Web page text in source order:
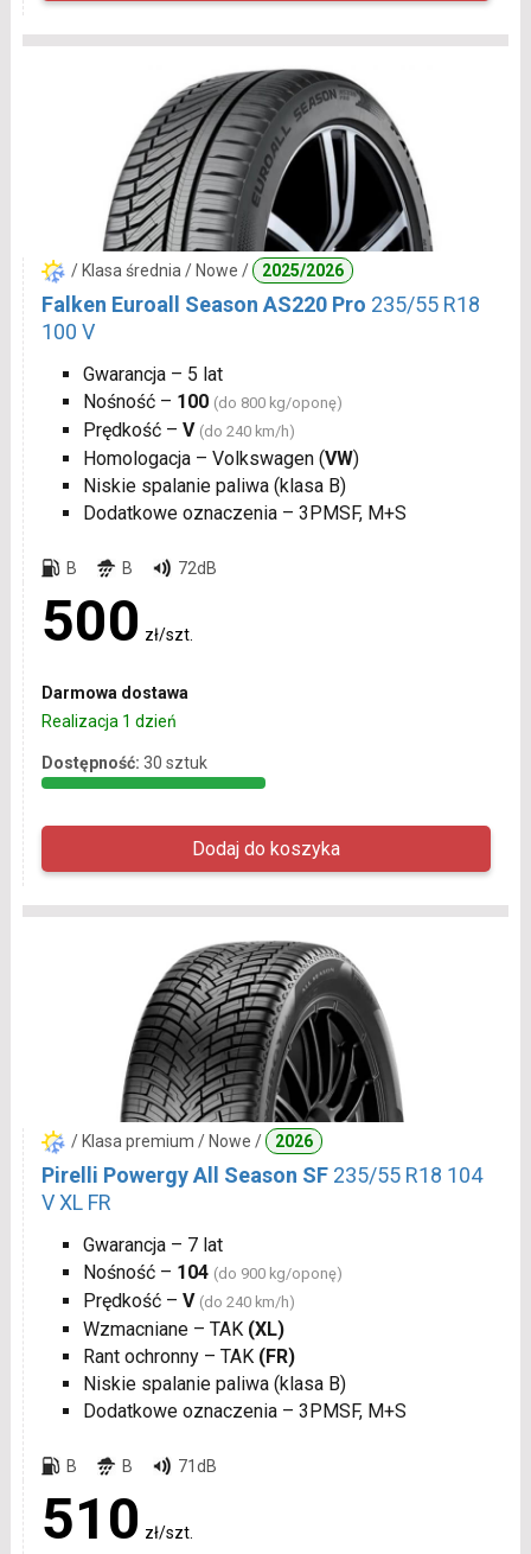
/ Klasa średnia / Nowe / 2025/2026
Falken Euroall Season AS220 Pro 235/55 R18
100 V
Gwarancja – 5 lat
Nośność – 100 (do 800 kg/oponę)
Prędkość – V (do 240 km/h)
Homologacja – Volkswagen (VW)
Niskie spalanie paliwa (klasa B)
Dodatkowe oznaczenia – 3PMSF, M+S
B B 72dB
500 zł/szt.
Darmowa dostawa
Realizacja 1 dzień
Dostępność: 30 sztuk
/ Klasa premium / Nowe / 2026
Pirelli Powergy All Season SF 235/55 R18 104
V XL FR
Gwarancja – 7 lat
Nośność – 104 (do 900 kg/oponę)
Prędkość – V (do 240 km/h)
Wzmacniane – TAK (XL)
Rant ochronny – TAK (FR)
Niskie spalanie paliwa (klasa B)
Dodatkowe oznaczenia – 3PMSF, M+S
B B 71dB
510 zł/szt.